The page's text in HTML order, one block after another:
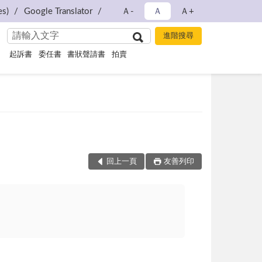
Google Translator Ａ- Ａ Ａ+
起訴書 委任書 書狀聲請書 拍賣
回上一頁 友善列印